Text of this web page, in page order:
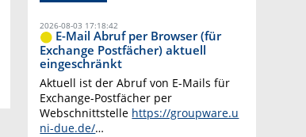
2026-08-03 17:18:42
E-Mail Abruf per Browser (für
Exchange Postfächer) aktuell
eingeschränkt
Aktuell ist der Abruf von E-Mails für
Exchange-Postfächer per
Webschnittstelle https://groupware.u
ni-due.de/…